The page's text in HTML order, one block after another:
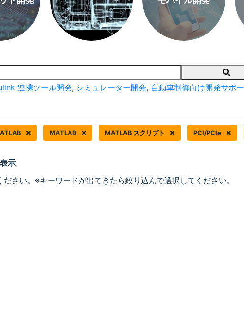
連携ツール開発, シミュレーター開発, 自動車制御向け開発サポー
MATLAB MATLAB スクリプト PCI/PCIe
示
さい。※キーワードが出てきたら絞り込んで選択してください。